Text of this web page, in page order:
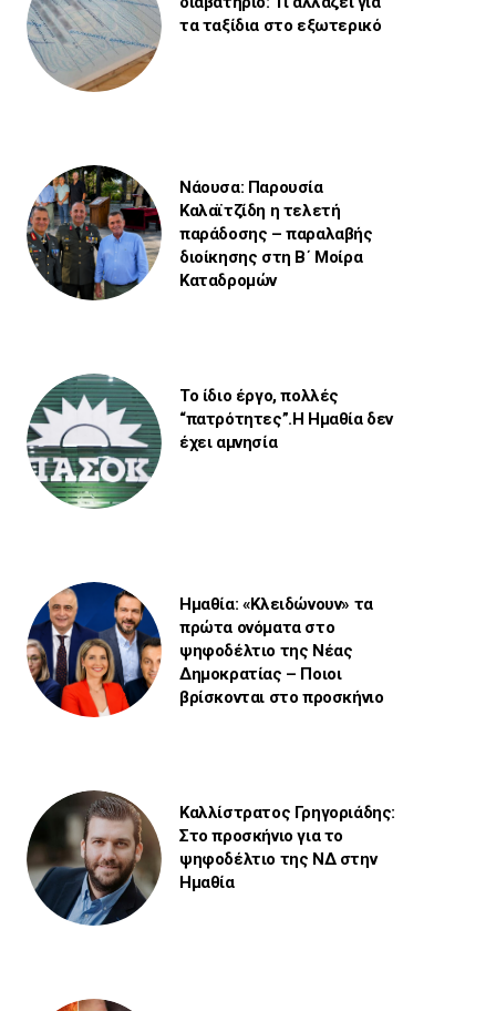
τα ταξίδια στο εξωτερικό
Νάουσα: Παρουσία
Καλαϊτζίδη η τελετή
παράδοσης – παραλαβής
διοίκησης στη Β΄ Μοίρα
Καταδρομών
Το ίδιο έργο, πολλές
“πατρότητες”.Η Ημαθία δεν
έχει αμνησία
Ημαθία: «Κλειδώνουν» τα
πρώτα ονόματα στο
ψηφοδέλτιο της Νέας
Δημοκρατίας – Ποιοι
βρίσκονται στο προσκήνιο
Καλλίστρατος Γρηγοριάδης:
Στο προσκήνιο για το
ψηφοδέλτιο της ΝΔ στην
Ημαθία